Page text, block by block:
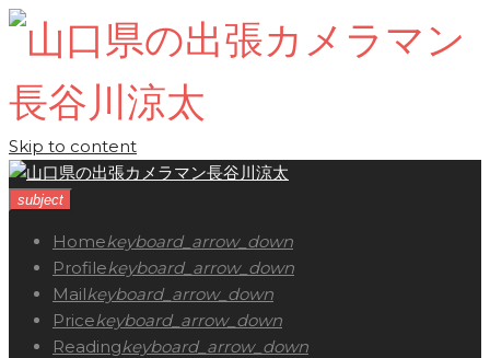
Skip to content
subject
Homekeyboard_arrow_down
Profilekeyboard_arrow_down
Mailkeyboard_arrow_down
Pricekeyboard_arrow_down
Readingkeyboard_arrow_down